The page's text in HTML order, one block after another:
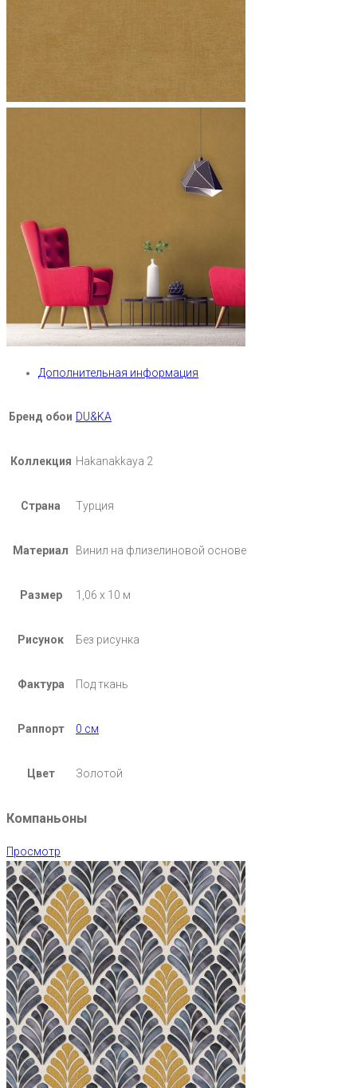
Дополнительная информация
Бренд обои DU&KA
Коллекция Hakanakkaya 2
Страна Турция
Материал Винил на флизелиновой основе
Размер 1,06 х 10 м
Рисунок Без рисунка
Фактура Под ткань
Раппорт 0 см
Цвет Золотой
Компаньоны
Просмотр